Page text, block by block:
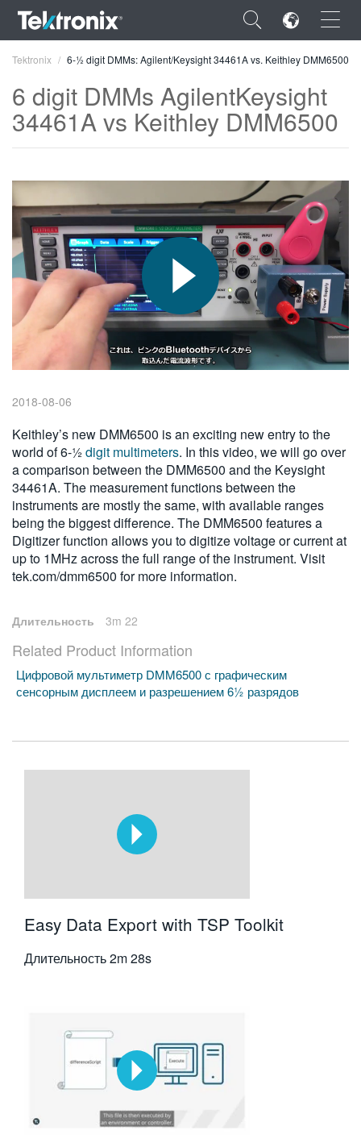
×
DEUTSCH
VIỆT NAM
简体中文
日本語
한국어
Tektronix 6-½ digit DMMs: Agilent/Keysight 34461A vs. Keithley DMM6500
6 digit DMMs AgilentKeysight
34461A vs Keithley DMM6500
2018-08-06
Keithley’s new DMM6500 is an exciting new entry to the
world of 6-½digit multimeters. In this video, we will go over
a comparison between the DMM6500 and the Keysight
34461A. The measurement functions between the
instruments are mostly the same, with available ranges
being the biggest difference. The DMM6500 features a
Digitizer function allows you to digitize voltage or current at
up to 1MHz across the full range of the instrument. Visit
tek.com/dmm6500 for more information.
Длительность 3m 22
Related Product Information
Цифровой мультиметр DMM6500 с графическим
сенсорным дисплеем и разрешением 6½ разрядов
Easy Data Export with TSP Toolkit
Длительность2m 28s